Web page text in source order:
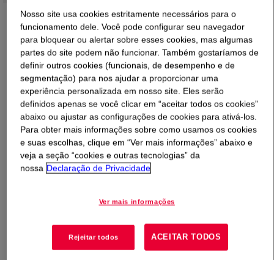
O que éDOWSIL™ 520 Dilutable Water Repellent
Emulsion?
Uma mistura emulsificante de silano/siloxano, diluível
200 g/l VOC. (Baixo VOC)
Nosso site usa cookies estritamente necessários para o
funcionamento dele. Você pode configurar seu navegador
para bloquear ou alertar sobre esses cookies, mas algumas
partes do site podem não funcionar. Também gostaríamos de
definir outros cookies (funcionais, de desempenho e de
segmentação) para nos ajudar a proporcionar uma
experiência personalizada em nosso site. Eles serão
definidos apenas se você clicar em “aceitar todos os cookies”
abaixo ou ajustar as configurações de cookies para ativá-los.
Para obter mais informações sobre como usamos os cookies
e suas escolhas, clique em “Ver mais informações” abaixo e
veja a seção “cookies e outras tecnologias” da
nossa Declaração de Privacidade
Ver mais informações
Rejeitar todos ACEITAR TODOS